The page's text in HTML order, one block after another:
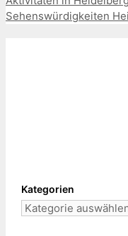
Sehenswürdigkeiten
Kategorien
Kategorien